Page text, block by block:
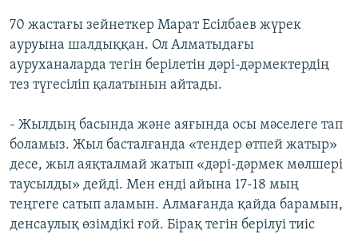
70 жастағы зейнеткер Марат Есілбаев жүрек
ауруына шалдыққан. Ол Алматыдағы
ауруханаларда тегін берілетін дәрі-дәрмектердің
тез түгесіліп қалатынын айтады.
- Жылдың басында және аяғында осы мәселеге тап
боламыз. Жыл басталғанда «тендер өтпей жатыр»
десе, жыл аяқталмай жатып «дәрі-дәрмек мөлшері
таусылды» дейді. Мен енді айына 17-18 мың
теңгеге сатып аламын. Алмағанда қайда барамын,
денсаулық өзімдікі ғой. Бірақ тегін берілуі тиіс